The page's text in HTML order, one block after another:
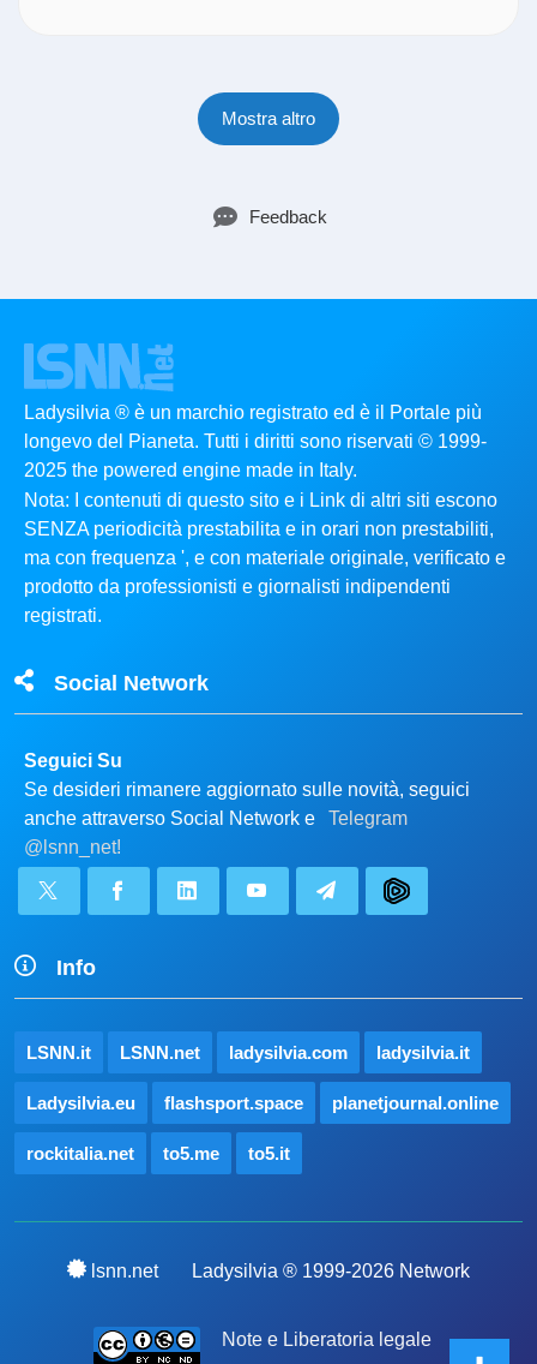
Mostra altro
Feedback
Ladysilvia ® è un marchio registrato ed è il Portale più
longevo del Pianeta. Tutti i diritti sono riservati © 1999-
2025 the powered engine made in Italy.
Nota: I contenuti di questo sito e i Link di altri siti escono
SENZA periodicità prestabilita e in orari non prestabiliti,
ma con frequenza ', e con materiale originale, verificato e
prodotto da professionisti e giornalisti indipendenti
registrati.
Social Network
Seguici Su
Se desideri rimanere aggiornato sulle novità, seguici
anche attraverso Social Network e
Telegram
@lsnn_net!
Info
LSNN.it LSNN.net ladysilvia.com ladysilvia.it
Ladysilvia.eu flashsport.space planetjournal.online
rockitalia.net to5.me to5.it
lsnn.net Ladysilvia ® 1999-2026 Network
Note e Liberatoria legale